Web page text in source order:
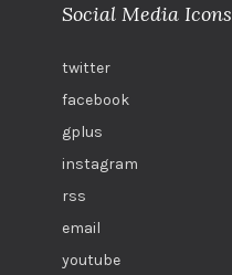
Social Media Icons
twitter
facebook
gplus
instagram
rss
email
youtube